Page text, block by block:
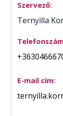
Szervező:
Ternyilla
E-mail cím: